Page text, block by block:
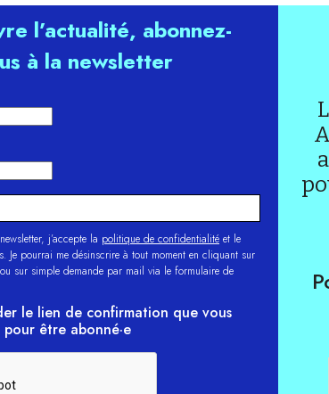
l’actualité, abonnez-
à la newsletter
j’accepte la politique de confidentialité et le
Je pourrai me désinscrire à tout moment en cliquant sur
sur simple demande par mail via le formulaire de
le lien de confirmation que vous
être abonné·e